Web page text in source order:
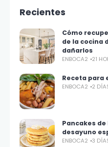
Recientes
Cómo
de la cocina
dañarlos
ENBOCA2 21
Receta para
ENBOCA2 2
Pancakes
desayuno
ENBOCA2 3